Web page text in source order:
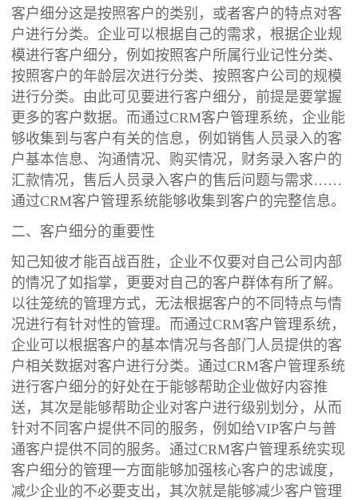
客户细分这是按照客户的类别，或者客户的特点对客
户进行分类。企业可以根据自己的需求，根据企业规
模进行客户细分，例如按照客户所属行业记性分类、
按照客户的年龄层次进行分类、按照客户公司的规模
进行分类。由此可见要进行客户细分，前提是要掌握
更多的客户数据。而通过CRM客户管理系统，企业能
够收集到与客户有关的信息，例如销售人员录入的客
户基本信息、沟通情况、购买情况，财务录入客户的
汇款情况，售后人员录入客户的售后问题与需求……
通过CRM客户管理系统能够收集到客户的完整信息。
二、客户细分的重要性
知己知彼才能百战百胜，企业不仅要对自己公司内部
的情况了如指掌，更要对自己的客户群体有所了解。
以往笼统的管理方式，无法根据客户的不同特点与情
况进行有针对性的管理。而通过CRM客户管理系统，
企业可以根据客户的基本情况与各部门人员提供的客
户相关数据对客户进行分类。通过CRM客户管理系统
进行客户细分的好处在于能够帮助企业做好内容推
送，其次是能够帮助企业对客户进行级别划分，从而
针对不同客户提供不同的服务，例如给VIP客户与普
通客户提供不同的服务。通过CRM客户管理系统实现
客户细分的管理一方面能够加强核心客户的忠诚度，
减少企业的不必要支出，其次就是能够减少客户管理